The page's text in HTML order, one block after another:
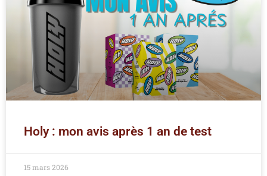
Holy : mon avis après 1 an de test
15 mars 2026